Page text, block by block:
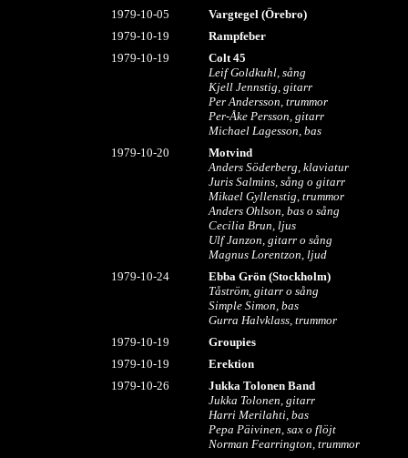
1979-10-05
Vargtegel (Örebro)
1979-10-19
Rampfeber
1979-10-19
Colt 45
Leif Goldkuhl, sång
Kjell Jennstig, gitarr
Per Andersson, trummor
Per-Åke Persson, gitarr
Michael Lagesson, bas
1979-10-20
Motvind
Anders Söderberg, klaviatur
Juris Salmins, sång o gitarr
Mikael Gyllenstig, trummor
Anders Ohlson, bas o sång
Cecilia Brun, ljus
Ulf Janzon, gitarr o sång
Magnus Lorentzon, ljud
1979-10-24
Ebba Grön (Stockholm)
Tåström, gitarr o sång
Simple Simon, bas
Gurra Halvklass, trummor
1979-10-19
Groupies
1979-10-19
Erektion
1979-10-26
Jukka Tolonen Band
Jukka Tolonen, gitarr
Harri Merilahti, bas
Pepa Päivinen, sax o flöjt
Norman Fearrington, trummor